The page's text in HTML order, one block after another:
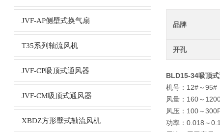
JVF-AP侧壁式换气扇
T35系列轴流风机
JVF-CP吸顶式通风器
JVF-CM吸顶式通风器
XBDZ方形壁式轴流风机
品牌
开孔
BLD15-34吸顶
机号：12#～95#
风量：160～
风压：100～
功率：0.018～